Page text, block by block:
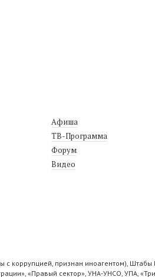
Афиша
ТВ-Программа
Форум
Видео
признан иноагентом), Штабы
«Правый сектор», УНА-УНСО, УПА,